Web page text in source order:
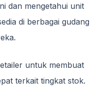
dan mengetahui unit
di berbagai gudang
untuk membuat
terkait tingkat stok.